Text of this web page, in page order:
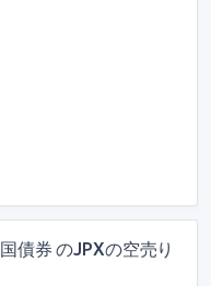
債券 のJPXの空売り